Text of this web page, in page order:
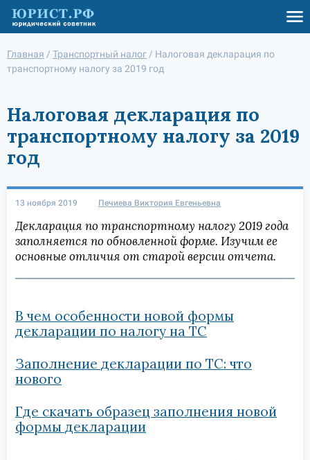
Главная / Транспортный налог / Налоговая декларация по
транспортному налогу за 2019 год
Налоговая декларация по
транспортному налогу за 2019
год
13 ноября 2019 Печиева Виктория Евгеньевна
Декларация по транспортному налогу 2019 года
заполняется по обновленной форме. Изучим ее
основные отличия от старой версии отчета.
В чем особенности новой формы
декларации по налогу на ТС
Заполнение декларации по ТС: что
нового
Где скачать образец заполнения новой
формы декларации